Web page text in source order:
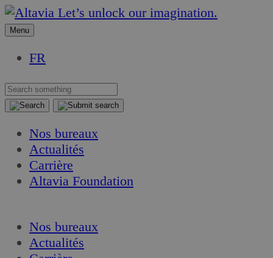
Aller
au
Aller
au
Let’s unlock our imagination.
Menu
FR
Nos bureaux
Actualités
Carrière
Altavia Foundation
Nos bureaux
Actualités